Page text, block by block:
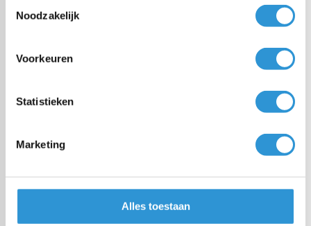
Noodzakelijk
Voorkeuren
Statistieken
Marketing
Alles toestaan
Afdekzeil 4x5 PVC 650 -
1-2 weken (gratis levering vanaf
Afdekzeil 4x5 PVC 650 -
€ 100,00)
€279,00Incl btw